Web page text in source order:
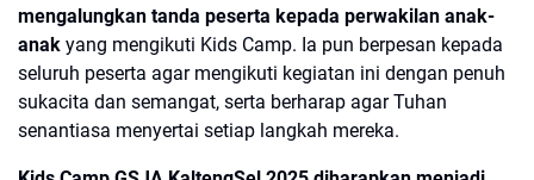
mengalungkan tanda peserta kepada perwakilan anak-
anak yang mengikuti Kids Camp. Ia pun berpesan kepada
seluruh peserta agar mengikuti kegiatan ini dengan penuh
sukacita dan semangat, serta berharap agar Tuhan
senantiasa menyertai setiap langkah mereka.